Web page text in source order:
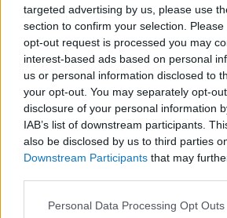
targeted advertising by us, please use
section to confirm your selection.
opt-out request is processed you may
interest-based ads based on personal
us or personal information disclosed to
your opt-out. You may separately opt-
disclosure of your personal information
IAB’s list of downstream participants.
also be disclosed by us to third parties
Downstream Participants that may
Please note that this website/app uses
Personal Data Processing Opt Outs
LEGFRISSEBB